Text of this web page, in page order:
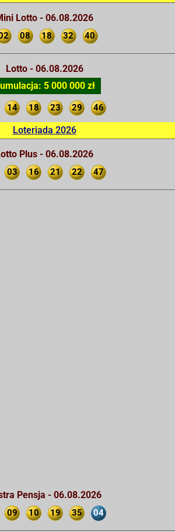
Lotto - 06.08.2026
08 18 32 40
Lotto - 06.08.2026
5 000 000 zł
14 18 23 29 46
Loteriada 2026
Plus - 06.08.2026
03 16 21 22 47
Pensja - 06.08.2026
09 10 19 35 04